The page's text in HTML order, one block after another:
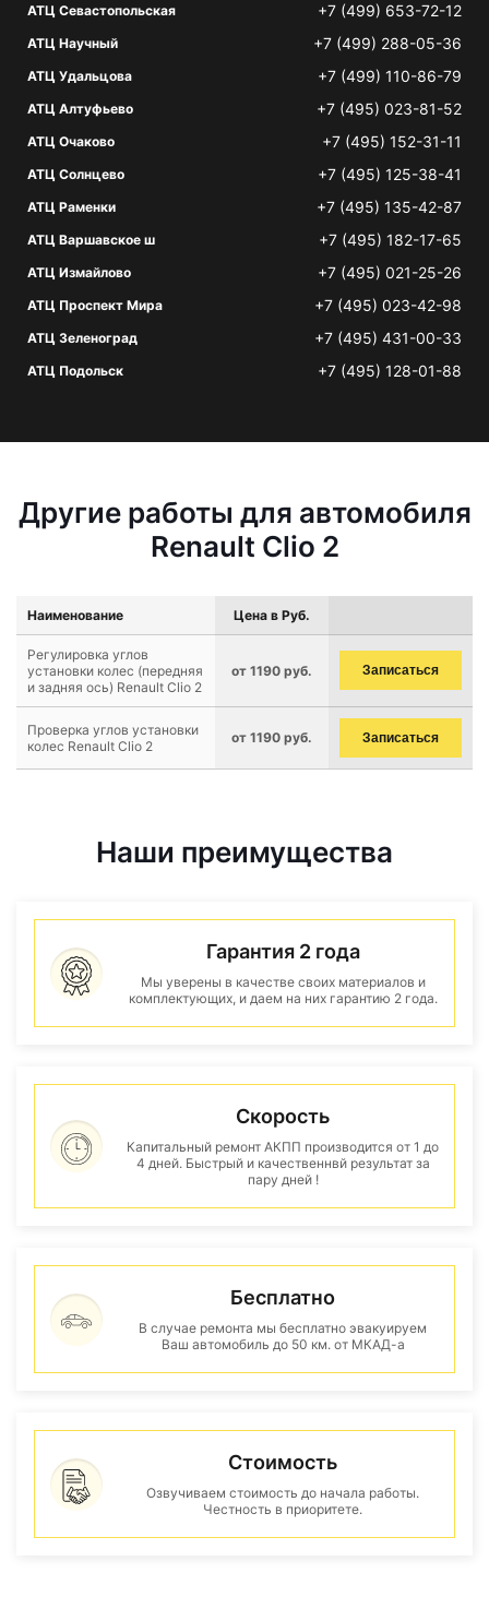
АТЦ Севастопольская +7 (499) 653-72-12
АТЦ Научный +7 (499) 288-05-36
АТЦ Удальцова +7 (499) 110-86-79
АТЦ Алтуфьево +7 (495) 023-81-52
АТЦ Очаково +7 (495) 152-31-11
АТЦ Солнцево +7 (495) 125-38-41
АТЦ Раменки +7 (495) 135-42-87
АТЦ Варшавское ш +7 (495) 182-17-65
АТЦ Измайлово +7 (495) 021-25-26
АТЦ Проспект Мира +7 (495) 023-42-98
АТЦ Зеленоград +7 (495) 431-00-33
АТЦ Подольск +7 (495) 128-01-88
Другие работы для автомобиля
Renault Clio 2
Наименование Цена в Руб.
Регулировка углов
установки колес (передняя
и задняя ось) Renault Clio 2
от 1190 руб. Записаться
Проверка углов установки
колес Renault Clio 2
от 1190 руб. Записаться
Наши преимущества
Гарантия 2 года
Мы уверены в качестве своих материалов и
комплектующих, и даем на них гарантию 2 года.
Скорость
Капитальный ремонт АКПП производится от 1 до
4 дней. Быстрый и качественнвй результат за
пару дней !
Бесплатно
В случае ремонта мы бесплатно эвакуируем
Ваш автомобиль до 50 км. от МКАД-а
Стоимость
Озвучиваем стоимость до начала работы.
Честность в приоритете.